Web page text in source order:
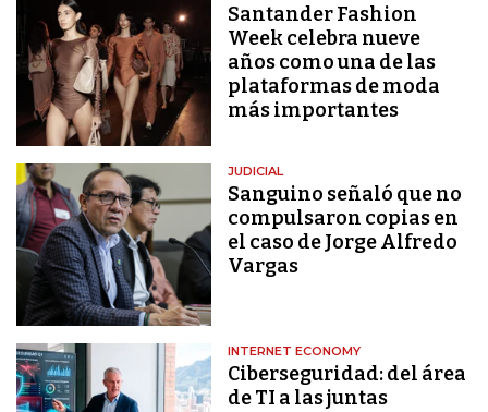
Santander Fashion
Week celebra nueve
años como una de las
plataformas de moda
más importantes
JUDICIAL
Sanguino señaló que no
compulsaron copias en
el caso de Jorge Alfredo
Vargas
INTERNET ECONOMY
Ciberseguridad: del área
de TI a las juntas